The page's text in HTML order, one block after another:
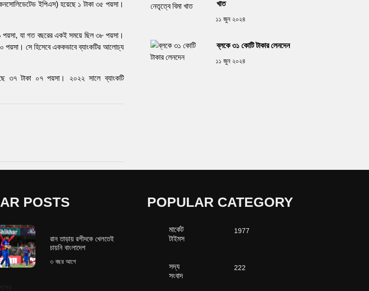
ইপিএস) হয়েছে ১ টাকা ৩৫ পয়সা।
পয়সা, যা গত বছরের একই সময়ে ছিল ৩৮ পয়সা।
সে হিসেবে এককভাবে ব্যাংকটির আলোচ্য
৩৭ টাকা ০৭ পয়সা। ২০২২ সালে ব্যাংকটি
খাত
১১ জুন ২০২৪
ব্লকে ৩১ কোটি টাকার লেনদেন
১১ জুন ২০২৪
POSTS
রান তাড়ায় রশীদকে খেলতেই
চায়নি বাংলাদেশ
৩ বছর আগে
POPULAR CATEGORY
মার্কেট
টাইমস
1977
সদ্য
সংবাদ
222